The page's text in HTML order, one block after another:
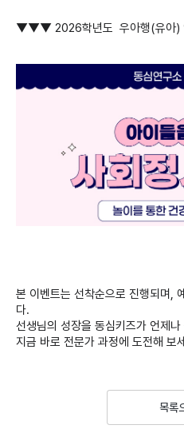
▼▼▼ 2026학년도 우아행(유아
본 이벤트는 선착순으로 진행되며,
다.
선생님의 성장을 동심키즈가 언제나
지금 바로 전문가 과정에 도전해 보
목록